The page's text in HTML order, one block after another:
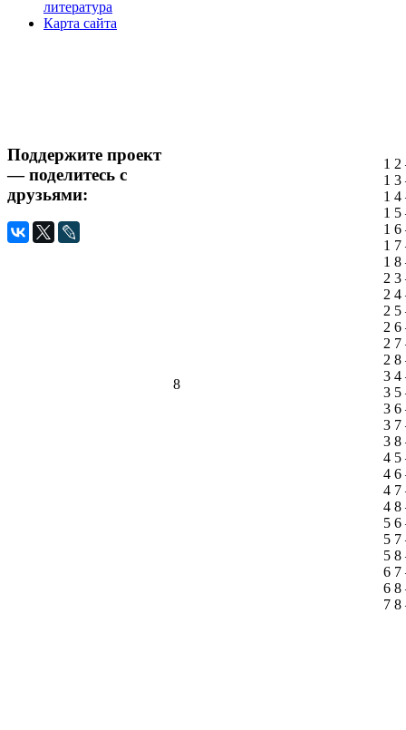
литература
Карта сайта
Поддержите проект
— поделитесь с
друзьями:
8
1 2
1 3
1 4
1 5
1 6
1 7
1 8
2 3
2 4
2 5
2 6
2 7
2 8
3 4
3 5
3 6
3 7
3 8
4 5
4 6
4 7
4 8
5 6
5 7
5 8
6 7
6 8
7 8